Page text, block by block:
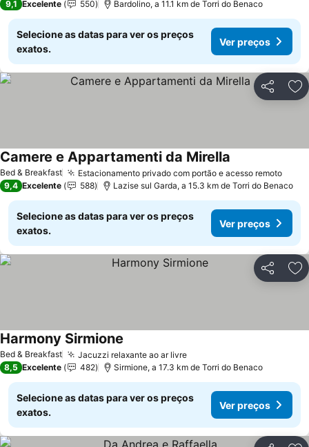
9,1 Excelente 550 Bardolino, a 11.1 km de Torri do Benaco
Selecione as datas para ver os preços
exatos.
Ver preços
Partilhar
Bed & Breakfast Estacionamento privado com portão e acesso remotoVer
Camere e Appartamenti da Mirella
9,4 Excelente 588 Lazise sul Garda, a 15.3 km de Torri do Benaco
Selecione as datas para ver os preços
exatos.
Ver preços
Partilhar
Bed & Breakfast Jacuzzi relaxante ao ar livreVer preços
Harmony Sirmione
8,5 Excelente 482 Sirmione, a 17.3 km de Torri do Benaco
Selecione as datas para ver os preços
exatos.
Ver preços